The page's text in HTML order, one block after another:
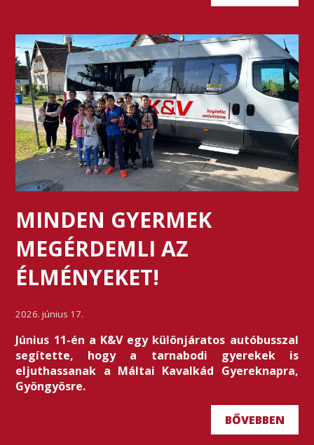
MINDEN GYERMEK
MEGÉRDEMLI AZ
ÉLMÉNYEKET!
2026. június 17.
Június 11-én a K&V egy különjáratos autóbusszal
segítette, hogy a tarnabodi gyerekek is
eljuthassanak a Máltai Kavalkád Gyereknapra,
Gyöngyösre.
BŐVEBBEN